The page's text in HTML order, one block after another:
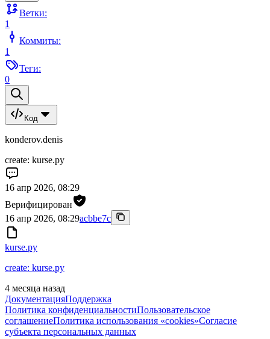
Ветки:
1
Коммиты:
1
Теги:
0
Код
konderov.denis
create: kurse.py
16 апр 2026, 08:29
Верифицирован
16 апр 2026, 08:29acbbe7c
kurse.py
create: kurse.py
4 месяца назад
ДокументацияПоддержка
Политика конфиденциальностиПользовательское
соглашениеПолитика использования «cookies»Согласие
субъекта персональных данных